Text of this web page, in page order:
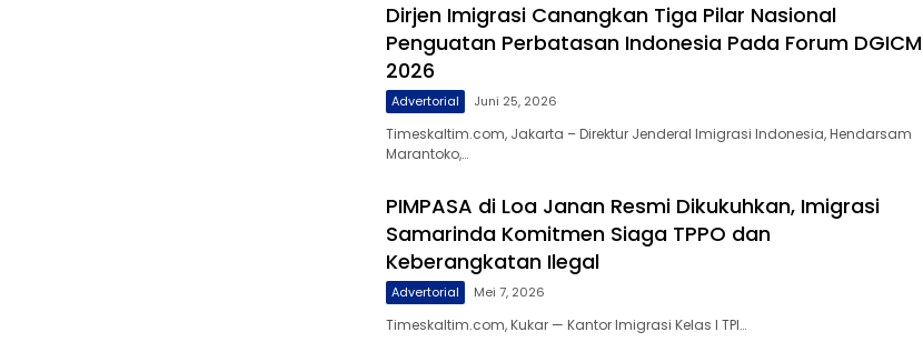
Dirjen Imigrasi Canangkan Tiga Pilar Nasional
Penguatan Perbatasan Indonesia Pada Forum DGICM
2026
Advertorial Juni 25, 2026
Timeskaltim.com, Jakarta – Direktur Jenderal Imigrasi Indonesia, Hendarsam
Marantoko,…
PIMPASA di Loa Janan Resmi Dikukuhkan, Imigrasi
Samarinda Komitmen Siaga TPPO dan
Keberangkatan Ilegal
Advertorial Mei 7, 2026
Timeskaltim.com, Kukar — Kantor Imigrasi Kelas I TPI…